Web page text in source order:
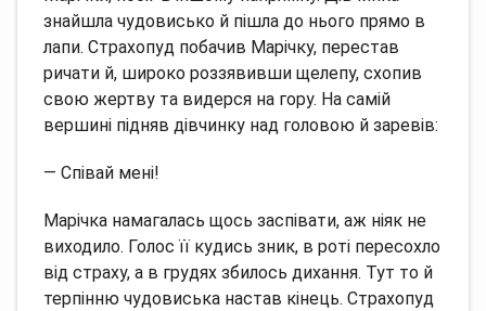
знайшла чудовисько й пішла до нього прямо в
лапи. Страхопуд побачив Марічку, перестав
ричати й, широко роззявивши щелепу, схопив
свою жертву та видерся на гору. На самій
вершині підняв дівчинку над головою й заревів:
— Співай мені!
Марічка намагалась щось заспівати, аж ніяк не
виходило. Голос її кудись зник, в роті пересохло
від страху, а в грудях збилось дихання. Тут то й
терпінню чудовиська настав кінець. Страхопуд